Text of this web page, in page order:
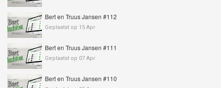
Bert en Truus Jansen #112
Geplaatst op 15 Apr
Bert en Truus Jansen #111
Geplaatst op 07 Apr
Bert en Truus Jansen #110